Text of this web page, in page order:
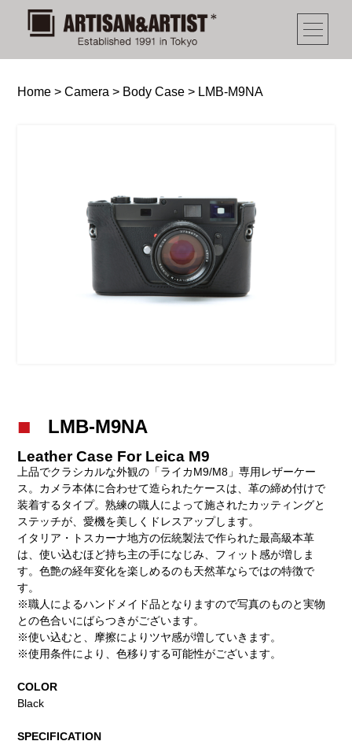
Home >Camera > Body Case > LMB-M9NA
LMB-M9NA
Leather Case For Leica M9
上品でクラシカルな外観の「ライカM9/M8」専用レザーケー
ス。カメラ本体に合わせて造られたケースは、革の締め付けで
装着するタイプ。熟練の職人によって施されたカッティングと
ステッチが、愛機を美しくドレスアップします。
イタリア・トスカーナ地方の伝統製法で作られた最高級本革
は、使い込むほど持ち主の手になじみ、フィット感が増しま
す。色艶の経年変化を楽しめるのも天然革ならではの特徴で
す。
※職人によるハンドメイド品となりますので写真のものと実物
との色合いにばらつきがございます。
※使い込むと、摩擦によりツヤ感が増していきます。
※使用条件により、色移りする可能性がございます。
COLOR
Black
SPECIFICATION